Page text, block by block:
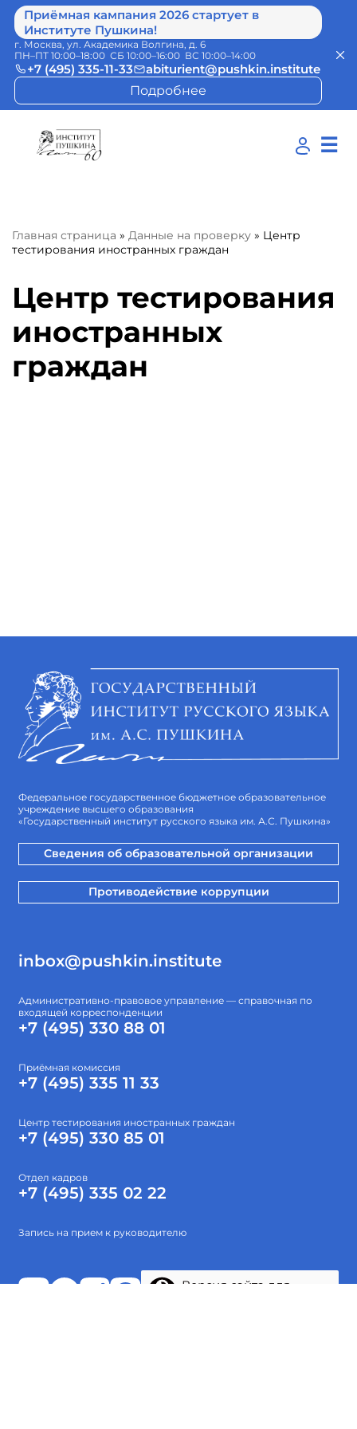
Приёмная кампания 2026 стартует в
Институте Пушкина!
г. Москва, ул. Академика Волгина, д. 6
ПН–ПТ 10:00–18:00 СБ 10:00–16:00 ВС 10:00–14:00
+7 (495) 335-11-33
abiturient@pushkin.institute
Подробнее
☰
Главная страница » Данные на проверку » Центр
тестирования иностранных граждан
Центр тестирования
иностранных
граждан
Федеральное государственное бюджетное образовательное
учреждение высшего образования
«Государственный институт русского языка им. А.С. Пушкина»
Сведения об образовательной организации
Противодействие коррупции
inbox@pushkin.institute
Административно-правовое управление — справочная по
входящей корреспонденции
+7 (495) 330 88 01
Приёмная комиссия
+7 (495) 335 11 33
Центр тестирования иностранных граждан
+7 (495) 330 85 01
Отдел кадров
+7 (495) 335 02 22
Запись на прием к руководителю
Версия сайта для